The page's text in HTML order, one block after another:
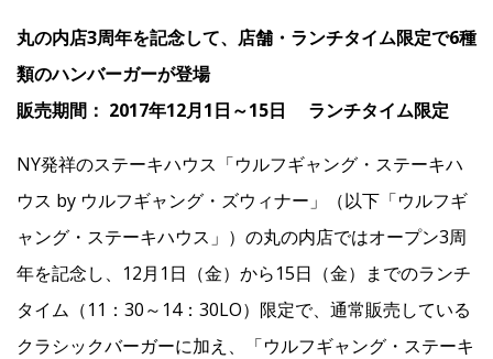
IR
IR情報トップ 投資家の皆様へ 事業概要 コーポレート・ガバナンス
財務・業績情報 IRライブラリー 株式情報 電子公告 IRカレンダー
よくあるご質問 IRお問い合わせ 免責事項
Franchise
丸の内店3周年を記念して、店舗・ランチタイム限定で6種
類のハンバーガーが登場
販売期間： 2017年12月1日～15日 ランチタイム限定
NY発祥のステーキハウス「ウルフギャング・ステーキハ
ウス by ウルフギャング・ズウィナー」（以下「ウルフギ
ャング・ステーキハウス」）の丸の内店ではオープン3周
年を記念し、12月1日（金）から15日（金）までのランチ
タイム（11：30～14：30LO）限定で、通常販売している
クラシックバーガーに加え、「ウルフギャング・ステーキ